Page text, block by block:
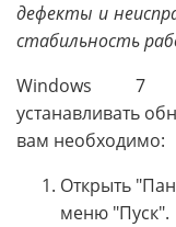
дефекты и
стабильность
Windows 7
устанавливать
вам необходимо:
Открыть
меню "Пуск".